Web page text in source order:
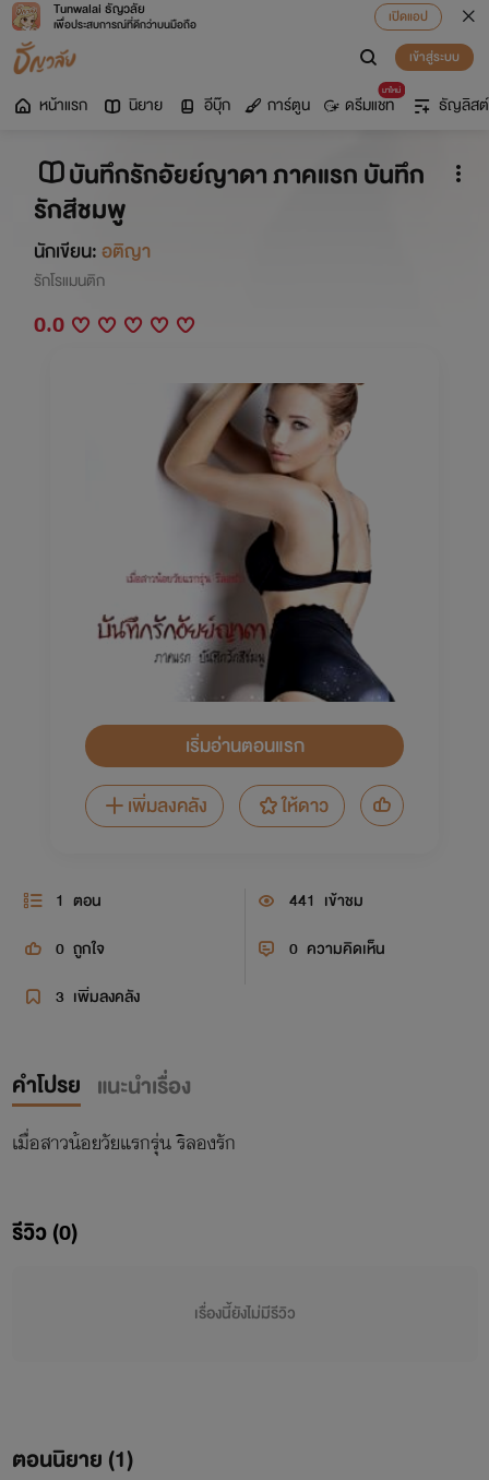
Tunwalai ธัญวลัย
เพื่อประสบการณ์ที่ดีกว่าบนมือถือ
เปิดแอป
เข้าสู่ระบบ
หน้าแรก นิยาย อีบุ๊ก การ์ตูน
มาใหม่
ดรีมแชท ธัญลิสต์
บันทึกรักอัยย์ญาดา ภาคแรก บันทึก
รักสีชมพู
นักเขียน:อติญา
รักโรแมนติก
0.0
เริ่มอ่านตอนแรก
เพิ่มลงคลัง
ให้ดาว
1 ตอน 441 เข้าชม
0 ถูกใจ 0 ความคิดเห็น
3 เพิ่มลงคลัง
คำโปรย แนะนำเรื่อง
เมื่อสาวน้อยวัยแรกรุ่น ริลองรัก
รีวิว (0)
เรื่องนี้ยังไม่มีรีวิว
ตอนนิยาย (1)